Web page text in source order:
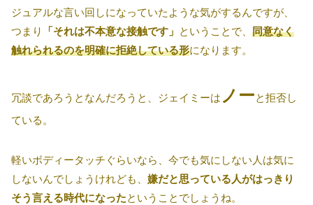
ジュアルな言い回しになっていたような気がするんですが、
つまり
「それは不本意な接触です」 ということで、 同意なく
触れられるのを明確に拒絶している形になります。
冗談であろうとなんだろうと、ジェイミーは ノーと拒否し
ている。
軽いボディータッチぐらいなら、今でも気にしない人は気に
しないんでしょうけれども、 嫌だと思っている人がはっきり
そう言える時代になったということでしょうね。